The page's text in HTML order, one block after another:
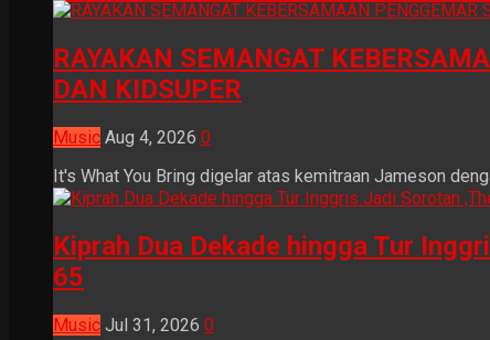
RAYAKAN SEMANGAT
DAN KIDSUPER
Music Aug 4, 2026 0
It's What You Bring digelar atas kemitraan Jameson
Kiprah Dua Dekade hingga Tur
65
Music Jul 31, 2026 0